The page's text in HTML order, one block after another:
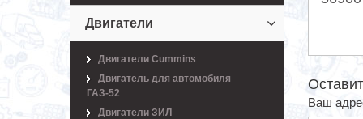
Ваш
Двигатели
Двигатели Cummins
Двигатель для автомобиля
ГАЗ-52
Двигатели ЗИЛ